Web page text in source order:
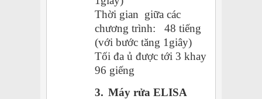
Thời gian giữa các
chương trình: 48 tiếng
(với bước tăng 1giây)
Tối đa ủ được tới 3 khay
96 giếng
3. Máy rửa ELISA